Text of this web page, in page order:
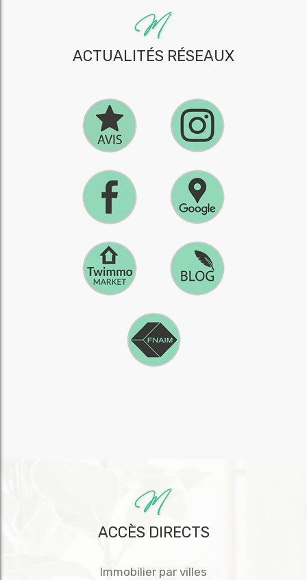
ACTUALITÉS RÉSEAUX
ACCÈS DIRECTS
Immobilier par villes